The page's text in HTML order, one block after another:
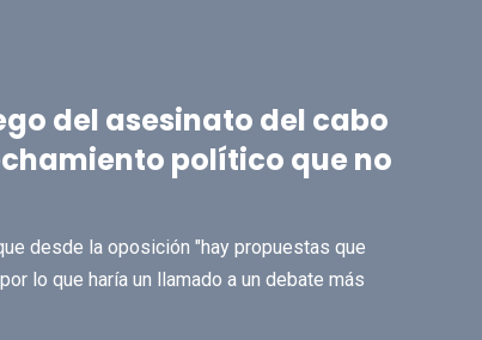
del asesinato del cabo
político que no
desde la oposición "hay propuestas que
lo que haría un llamado a un debate más